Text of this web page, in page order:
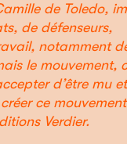
de Toledo,
de défenseurs,
notamment
le mouvement,
d’être mu
ce
Verdier.